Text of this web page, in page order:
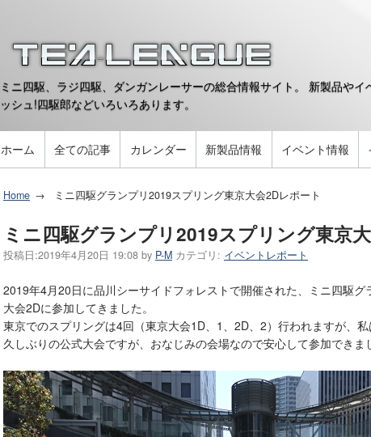
ミニ四駆、ラジ四駆、ダンガンレーサーの総合情報サイト。 新製品や
ッシュ!四駆郎などいろいろあります。
ホーム 全ての記事 カレンダー 新製品情報 イベント情報
Home ミニ四駆グランプリ2019スプリング東京大会2Dレポート
ミニ四駆グランプリ2019スプリング東京
投稿日:2019年4月20日 19:08 by P-M カテゴリ: イベントレポート
2019年4月20日に品川シーサイドフォレストで開催された、ミニ四駆
大会2Dに参加してきました。
東京でのスプリングは4回（東京大会1D、1、2D、2）行われますが、私
久しぶりの公式大会ですが、おなじみの会場なので安心して参加できま